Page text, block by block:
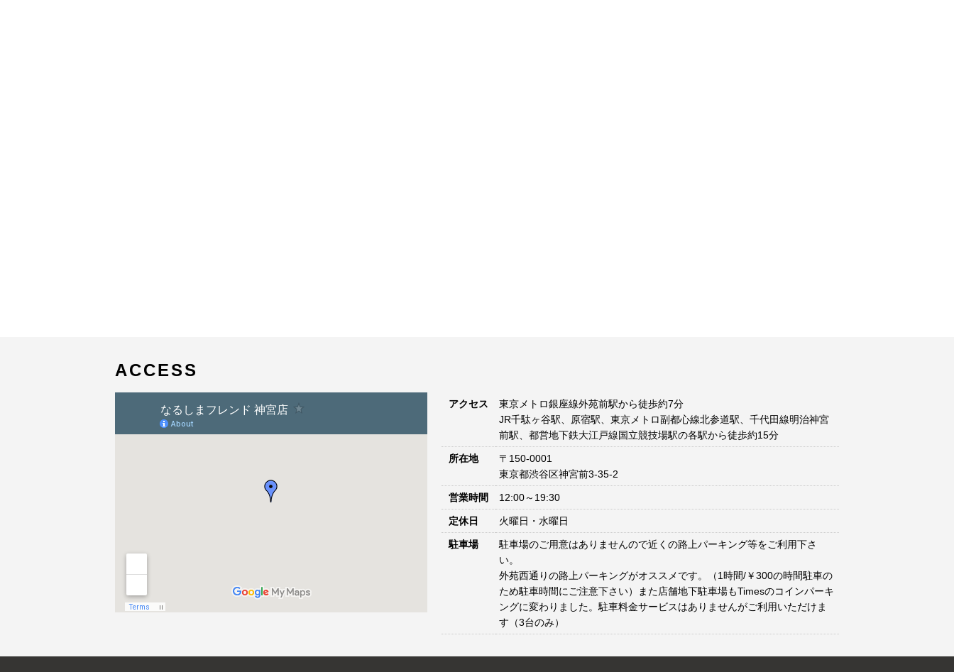
ACCESS
アクセス
東京メトロ銀座線外苑前駅から徒歩約7分
JR千駄ヶ谷駅、原宿駅、東京メトロ副都心線北参道駅、千代田線明治神宮
前駅、都営地下鉄大江戸線国立競技場駅の各駅から徒歩約15分
所在地
〒150-0001
東京都渋谷区神宮前3-35-2
営業時間 12:00～19:30
定休日 火曜日・水曜日
駐車場
駐車場のご用意はありませんので近くの路上パーキング等をご利用下さ
い。
外苑西通りの路上パーキングがオススメです。（1時間/￥300の時間駐車の
ため駐車時間にご注意下さい）また店舗地下駐車場もTimesのコインパーキ
ングに変わりました。駐車料金サービスはありませんがご利用いただけま
す（3台のみ）